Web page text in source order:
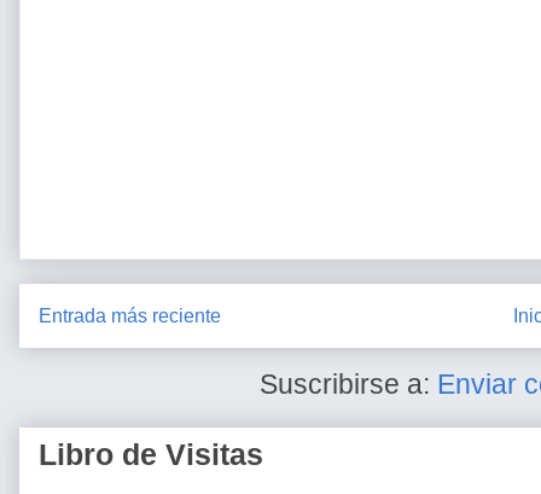
Entrada más reciente
Suscribirse a: Enviar
Libro de Visitas